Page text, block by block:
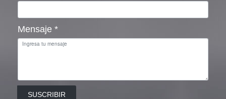
Mensaje *
SUSCRIBIR